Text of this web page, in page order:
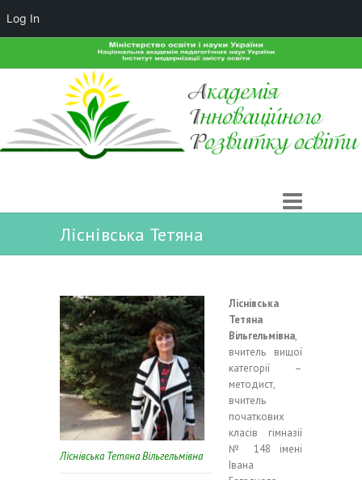
Ліснівська Тетяна
Ліснівська Тетяна Вільгельмівна
Ліснівська
Тетяна
Вільгельмівна,
вчитель вищої
категорії –
методист,
вчитель
початкових
класів гімназії
№ 148 імені
Івана
Log In